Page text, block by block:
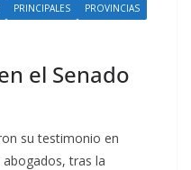
PRINCIPALES PROVINCIAS
el Senado
su testimonio en
tras la